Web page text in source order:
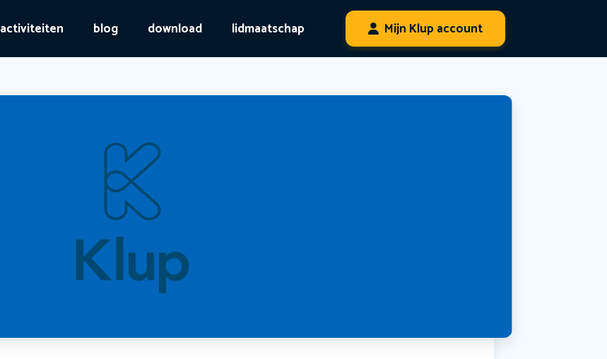
activiteiten blog download lidmaatschap Mijn Klup account